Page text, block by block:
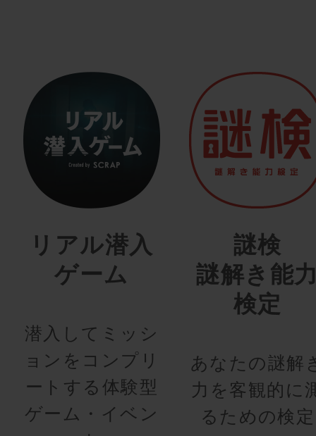
リアル潜入
ゲーム
潜入してミッシ
ョンをコンプリ
ートする体験型
ゲーム・イベン
謎検
謎解き能
検定
あなたの謎解
力を客観的に
るための検定